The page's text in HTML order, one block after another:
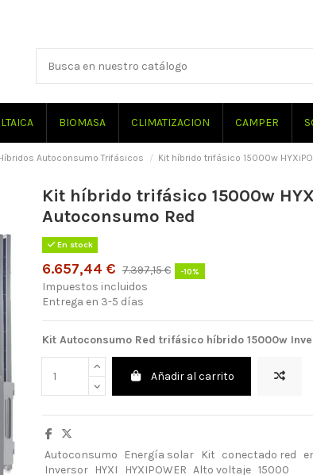
BIOMASA CLIMATIZACION CAMPER
Autoconsumo Trifásicos Kit híbrido trifásico 15000w
Kit híbrido trifásico 15000w
Autoconsumo Red
En stock
6.657,44 € 7.397,15 € -10%
Impuestos incluidos
Entrega en 3-5 días
Kit Autoconsumo Red trifásico híbrido 15000w
Añadir al carrito
Autoconsumo Energía solar Kit conectado red
Inversor
HYXI HYXIPOWER Alto voltaje 15000